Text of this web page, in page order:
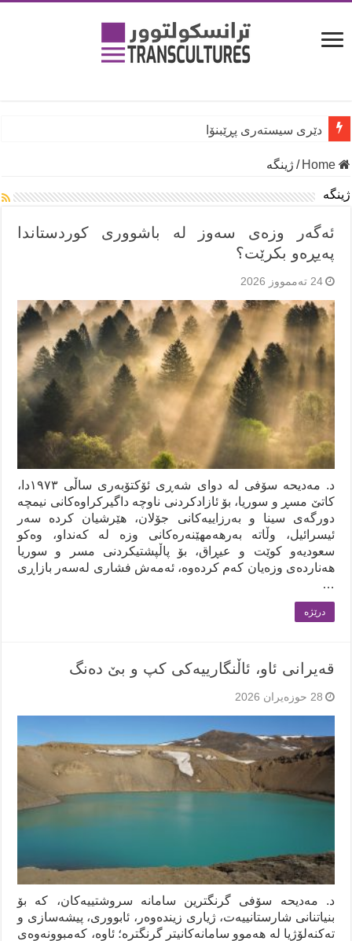
دێری سیستەری پڕێبنۆا
Home
/ ژینگە
ژینگە
ئەگەر وزەی سەوز لە باشووری کوردستاندا
پەیڕەو بکرێت؟
24 تەممووز 2026
د. مەدیحە سۆفی لە دوای شەڕی ئۆکتۆبەری ساڵی ١٩٧٣دا،
کاتێ مسڕ و سوریا، بۆ ئازادکردنی ناوچە داگیرکراوەکانی نیمچە
دورگەی سینا و بەرزاییەکانی جۆلان، هێرشیان کردە سەر
ئیسرائیل، وڵاتە بەرهەمهێنەرەکانی وزە لە کەنداو، وەکو
سعودیەو کوێت و عیڕاق، بۆ پاڵپشتیکردنی مسر و سوریا
هەناردەی وزەیان کەم کردەوە، ئەمەش فشاری لەسەر بازاڕی
…
درێژه‌
قەیرانی ئاو، ئاڵنگارییەکی کپ و بێ دەنگ
28 حوزه‌یران 2026
د. مەدیحە سۆفی گرنگترین سامانە سروشتییەکان، کە بۆ
بنیاتنانی شارستانییەت، ژیاری زیندەوەر، ئابووری، پیشەسازی و
تەکنەلۆژیا لە هەموو سامانەکانیتر گرنگترە؛ ئاوە، کەمبوونەوەی